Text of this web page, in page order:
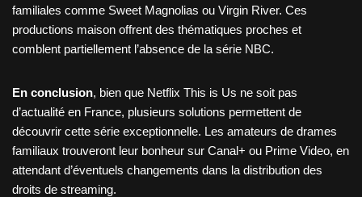
familiales comme Sweet Magnolias ou Virgin River. Ces
productions maison offrent des thématiques proches et
comblent partiellement l’absence de la série NBC.
En conclusion, bien que Netflix This is Us ne soit pas
d’actualité en France, plusieurs solutions permettent de
découvrir cette série exceptionnelle. Les amateurs de drames
familiaux trouveront leur bonheur sur Canal+ ou Prime Video, en
attendant d’éventuels changements dans la distribution des
droits de streaming.